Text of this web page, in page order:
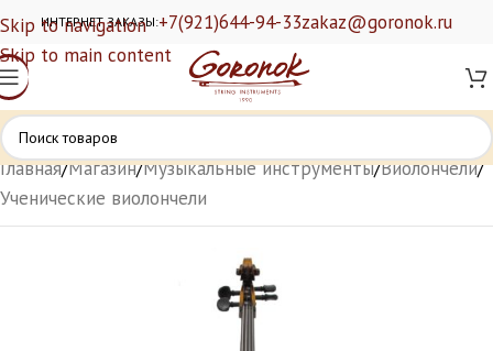
Skip to navigation
Skip to main content
ИНТЕРНЕТ ЗАКАЗЫ:+7(921)644-94-33zakaz@goronok.ru
Главная/Магазин/Музыкальные инструменты/Виолончели/
Ученические виолончели